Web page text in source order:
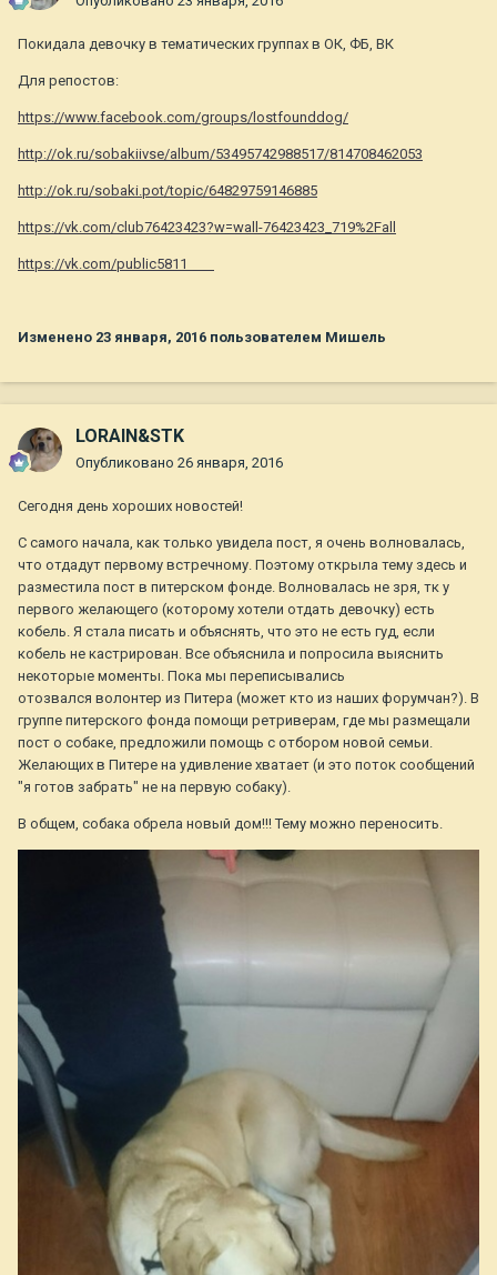
Покидала девочку в тематических группах в ОК, ФБ, ВК
Для репостов:
https://www.facebook.com/groups/lostfounddog/
http://ok.ru/sobakiivse/album/53495742988517/814708462053
http://ok.ru/sobaki.pot/topic/64829759146885
https://vk.com/club76423423?w=wall-76423423_719%2Fall
https://vk.com/public5811
Изменено 23 января, 2016 пользователем Мишель
LORAIN&STK
Опубликовано 26 января, 2016
Сегодня день хороших новостей!
С самого начала, как только увидела пост, я очень волновалась,
что отдадут первому встречному. Поэтому открыла тему здесь и
разместила пост в питерском фонде. Волновалась не зря, тк у
первого желающего (которому хотели отдать девочку) есть
кобель. Я стала писать и объяснять, что это не есть гуд, если
кобель не кастрирован. Все объяснила и попросила выяснить
некоторые моменты. Пока мы переписывались
отозвался волонтер из Питера (может кто из наших форумчан?). В
группе питерского фонда помощи ретриверам, где мы размещали
пост о собаке, предложили помощь с отбором новой семьи.
Желающих в Питере на удивление хватает (и это поток сообщений
"я готов забрать" не на первую собаку).
В общем, собака обрела новый дом!!! Тему можно переносить.